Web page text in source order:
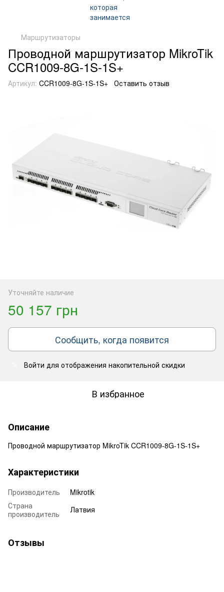
Маршрутизаторы
Проводной маршрутизатор MikroTik
CCR1009-8G-1S-1S+
Артикул: CCR1009-8G-1S-1S+ Оставить отзыв
Уточняйте наличие
50 157 грн
Сообщить, когда появится
Войти для отображения накопительной скидки
В избранное
Описание
Проводной маршрутизатор MikroTik CCR1009-8G-1S-1S+
Характеристики
Производитель
Mikrotik
Страна
производитель
Латвия
Отзывы